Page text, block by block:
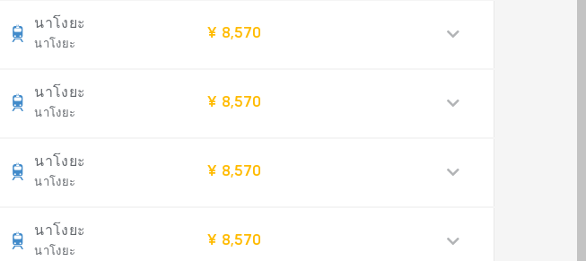
นาโงยะ
นาโงยะ
¥ 8,570
นาโงยะ
นาโงยะ
¥ 8,570
นาโงยะ
นาโงยะ
¥ 8,570
นาโงยะ
นาโงยะ
¥ 8,570